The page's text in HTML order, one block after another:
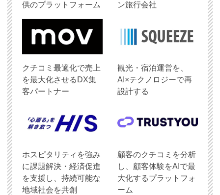
供のプラットフォーム
ン旅行会社
クチコミ最適化で売上
を最大化させるDX集
客パートナー
観光・宿泊運営を、
AI×テクノロジーで再
設計する
ホスピタリティを強み
に課題解決・経済促進
を支援し、持続可能な
地域社会を共創
顧客のクチコミを分析
し、顧客体験をAIで最
大化するプラットフォ
ーム